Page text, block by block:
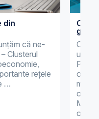
din
că ne-
Clusterul
rețele
…
Cum
Ce
unui